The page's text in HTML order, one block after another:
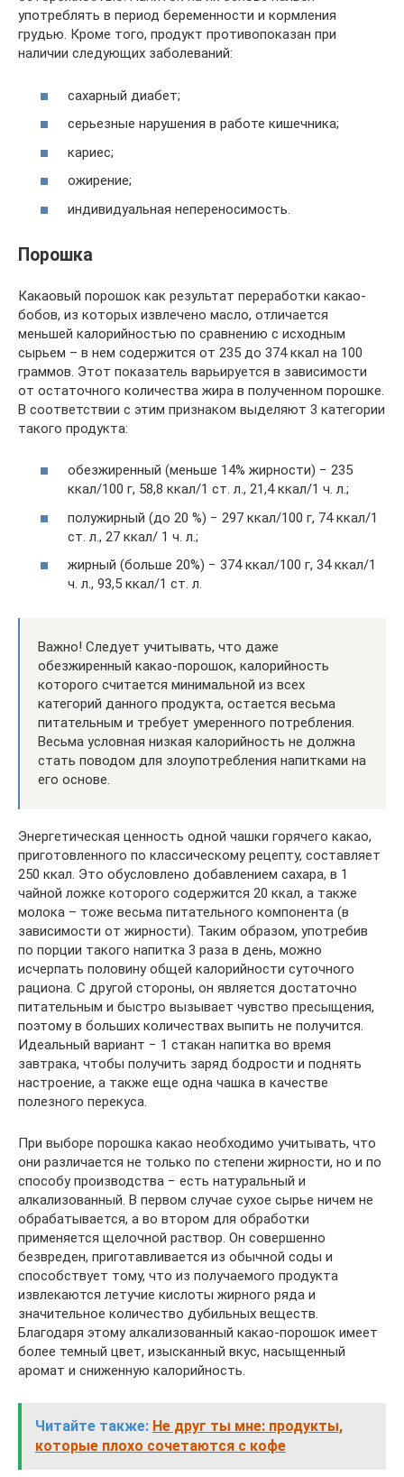
употреблять в период беременности и кормления
грудью. Кроме того, продукт противопоказан при
наличии следующих заболеваний:
сахарный диабет;
серьезные нарушения в работе кишечника;
кариес;
ожирение;
индивидуальная непереносимость.
Порошка
Какаовый порошок как результат переработки какао-
бобов, из которых извлечено масло, отличается
меньшей калорийностью по сравнению с исходным
сырьем – в нем содержится от 235 до 374 ккал на 100
граммов. Этот показатель варьируется в зависимости
от остаточного количества жира в полученном порошке.
В соответствии с этим признаком выделяют 3 категории
такого продукта:
обезжиренный (меньше 14% жирности) − 235
ккал/100 г, 58,8 ккал/1 ст. л., 21,4 ккал/1 ч. л.;
полужирный (до 20 %) − 297 ккал/100 г, 74 ккал/1
ст. л., 27 ккал/ 1 ч. л.;
жирный (больше 20%) − 374 ккал/100 г, 34 ккал/1
ч. л., 93,5 ккал/1 ст. л.
Важно! Следует учитывать, что даже
обезжиренный какао-порошок, калорийность
которого считается минимальной из всех
категорий данного продукта, остается весьма
питательным и требует умеренного потребления.
Весьма условная низкая калорийность не должна
стать поводом для злоупотребления напитками на
его основе.
Энергетическая ценность одной чашки горячего какао,
приготовленного по классическому рецепту, составляет
250 ккал. Это обусловлено добавлением сахара, в 1
чайной ложке которого содержится 20 ккал, а также
молока – тоже весьма питательного компонента (в
зависимости от жирности). Таким образом, употребив
по порции такого напитка 3 раза в день, можно
исчерпать половину общей калорийности суточного
рациона. С другой стороны, он является достаточно
питательным и быстро вызывает чувство пресыщения,
поэтому в больших количествах выпить не получится.
Идеальный вариант − 1 стакан напитка во время
завтрака, чтобы получить заряд бодрости и поднять
настроение, а также еще одна чашка в качестве
полезного перекуса.
При выборе порошка какао необходимо учитывать, что
они различается не только по степени жирности, но и по
способу производства − есть натуральный и
алкализованный. В первом случае сухое сырье ничем не
обрабатывается, а во втором для обработки
применяется щелочной раствор. Он совершенно
безвреден, приготавливается из обычной соды и
способствует тому, что из получаемого продукта
извлекаются летучие кислоты жирного ряда и
значительное количество дубильных веществ.
Благодаря этому алкализованный какао-порошок имеет
более темный цвет, изысканный вкус, насыщенный
аромат и сниженную калорийность.
Читайте также: Не друг ты мне: продукты,
которые плохо сочетаются с кофе